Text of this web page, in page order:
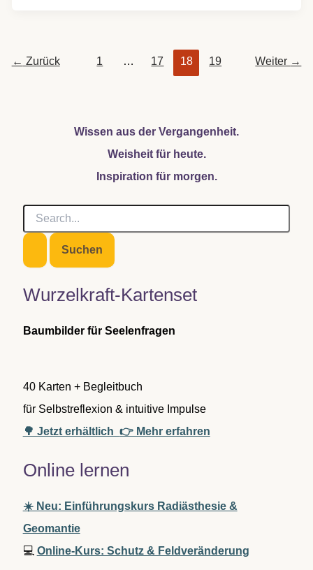
← Zurück 1 … 17 18 19 Weiter →
Wissen aus der Vergangenheit.
Weisheit für heute.
Inspiration für morgen.
S
c
e
n
h
Wurzelkraft-Kartenset
Baumbilder für Seelenfragen
40 Karten + Begleitbuch
für Selbstreflexion & intuitive Impulse
🌳 Jetzt erhältlich 👉 Mehr erfahren
Online lernen
☀️ Neu: Einführungskurs Radiästhesie &
Geomantie
💻 Online-Kurs: Schutz & Feldveränderung